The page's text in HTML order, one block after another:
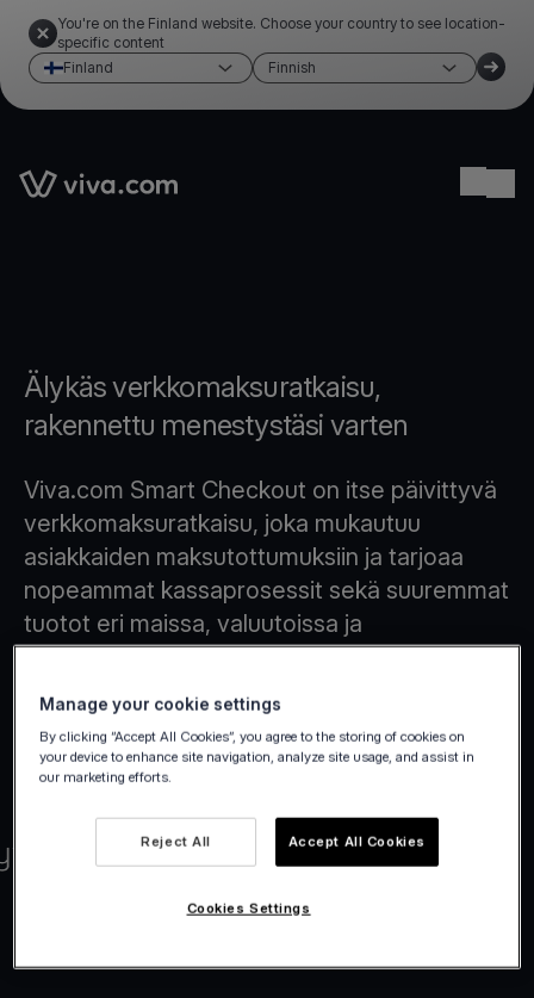
You're on the Finland website. Choose your country to see location-
specific content
Finland
Finnish
Link to the homepage
Älykäs verkkomaksuratkaisu,
rakennettu menestystäsi varten
Viva.com Smart Checkout on itse päivittyvä
verkkomaksuratkaisu, joka mukautuu
asiakkaiden maksutottumuksiin ja tarjoaa
nopeammat kassaprosessit sekä suuremmat
tuotot eri maissa, valuutoissa ja
maksutavoissa.
Manage your cookie settings
By clicking “Accept All Cookies”, you agree to the storing of cookies on
your device to enhance site navigation, analyze site usage, and assist in
our marketing efforts.
Reject All Accept All Cookies
Cookies Settings